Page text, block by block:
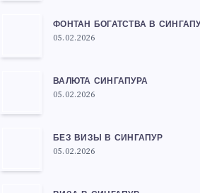
ФОНТАН БОГАТСТВА В
05.02.2026
ВАЛЮТА СИНГАПУРА
05.02.2026
БЕЗ ВИЗЫ В СИНГАПУР
05.02.2026